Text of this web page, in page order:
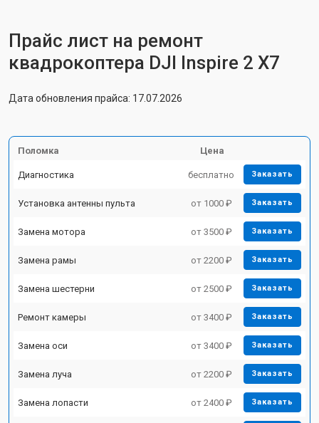
Прайс лист на ремонт
квадрокоптера DJI Inspire 2 X7
Дата обновления прайса: 17.07.2026
Поломка Цена
Диагностика бесплатно Заказать
Установка антенны пульта от 1000 ₽ Заказать
Замена мотора от 3500 ₽ Заказать
Замена рамы от 2200 ₽ Заказать
Замена шестерни от 2500 ₽ Заказать
Ремонт камеры от 3400 ₽ Заказать
Замена оси от 3400 ₽ Заказать
Замена луча от 2200 ₽ Заказать
Замена лопасти от 2400 ₽ Заказать